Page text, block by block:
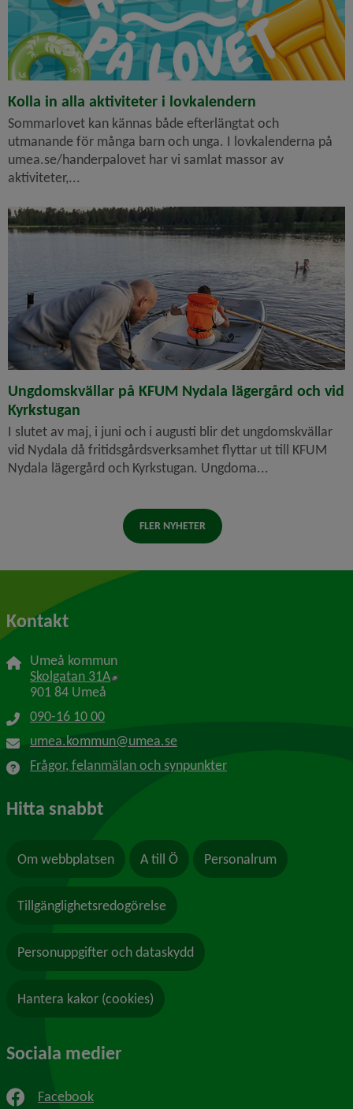
Kolla in alla aktiviteter i lovkalendern
Sommarlovet kan kännas både efterlängtat och
utmanande för många barn och unga. I lovkalenderna på
umea.se/handerpalovet har vi samlat massor av
aktiviteter,...
Ungdomskvällar på KFUM Nydala lägergård och vid
Kyrkstugan
I slutet av maj, i juni och i augusti blir det ungdomskvällar
vid Nydala då fritidsgårdsverksamhet flyttar ut till KFUM
Nydala lägergård och Kyrkstugan. Ungdoma...
FLER NYHETER
Kontakt
Umeå kommun
Skolgatan 31A Länk till annan webbplats, öppnas i nytt
901 84 Umeå
090-16 10 00
umea.kommun@umea.se
Frågor, felanmälan och synpunkter
Hitta snabbt
Om webbplatsen A till Ö Personalrum
Tillgänglighetsredogörelse
Personuppgifter och dataskydd
Hantera kakor (cookies)
Sociala medier
Facebook